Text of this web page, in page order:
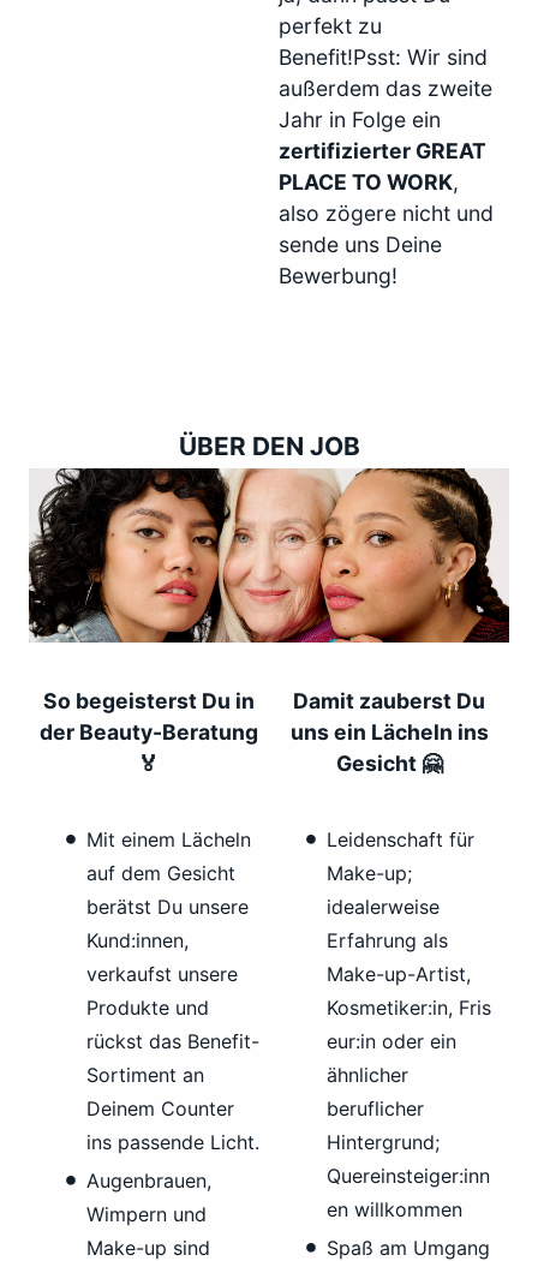
perfekt zu
Benefit!Psst: Wir sind
außerdem das zweite
Jahr in Folge ein
zertifizierter GREAT
PLACE TO WORK,
also zögere nicht und
sende uns Deine
Bewerbung!
ÜBER DEN JOB
So begeisterst Du in
der Beauty-Beratung
🏅
Mit einem Lächeln
auf dem Gesicht
berätst Du unsere
Kund:innen,
verkaufst unsere
Produkte und
rückst das Benefit-
Sortiment an
Deinem Counter
ins passende Licht.
Augenbrauen,
Wimpern und
Make-up sind
Damit zauberst Du
uns ein Lächeln ins
Gesicht 🤗
Leidenschaft für
Make-up;
idealerweise
Erfahrung als
Make-up-Artist,
Kosmetiker:in, Fris
eur:in oder ein
ähnlicher
beruflicher
Hintergrund;
Quereinsteiger:inn
en willkommen
Spaß am Umgang